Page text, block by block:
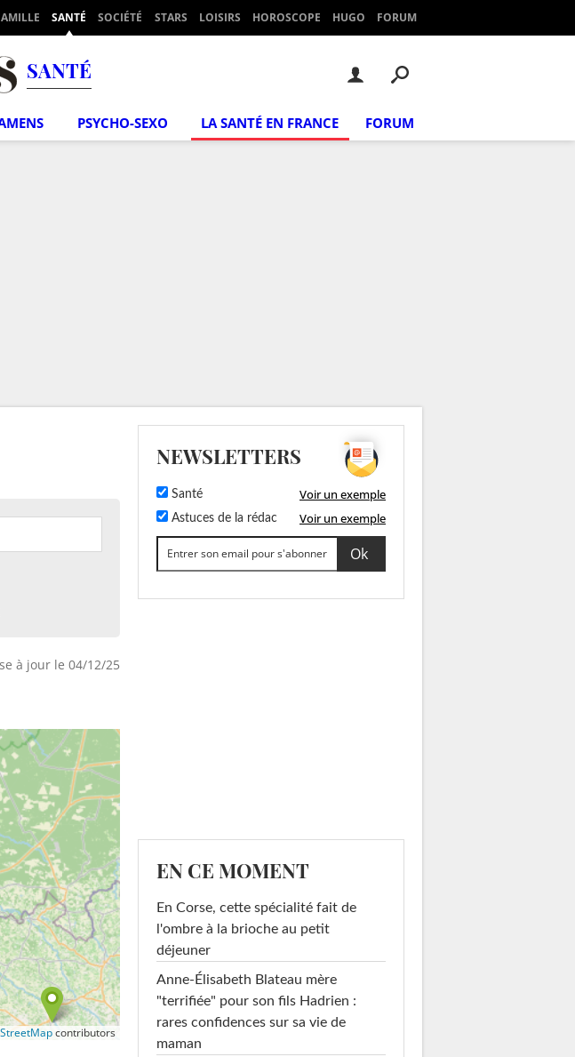
SANTÉ SOCIÉTÉ STARS LOISIRS HOROSCOPE HUGO FORUM
SANTÉ
PSYCHO-SEXO LA SANTÉ EN FRANCE FORUM
à jour le 04/12/25
contributors
NEWSLETTERS
Santé Voir un exemple
Astuces de la rédac Voir un exemple
EN CE MOMENT
En Corse, cette spécialité fait de
l'ombre à la brioche au petit
déjeuner
Anne-Élisabeth Blateau mère
"terrifiée" pour son fils Hadrien :
rares confidences sur sa vie de
maman